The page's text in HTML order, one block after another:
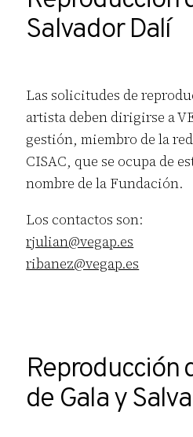
Salvador Dalí
Las solicitudes de
artista deben dirigirse a
gestión, miembro de la
CISAC, que se ocupa de
nombre de la Fundación.
Los contactos son:
rjulian@vegap.es
ribanez@vegap.es
Reproducción
de Gala y